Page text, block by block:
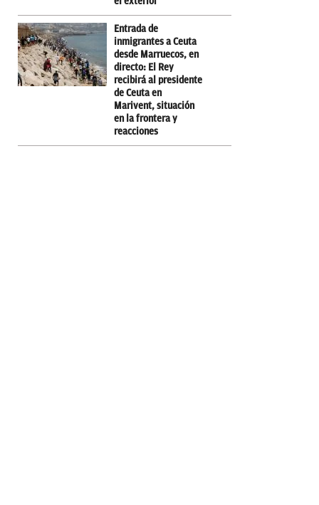
Entrada de
inmigrantes a Ceuta
desde Marruecos, en
directo: El Rey
recibirá al presidente
de Ceuta en
Marivent, situación
en la frontera y
reacciones